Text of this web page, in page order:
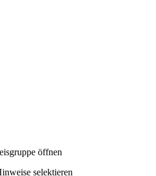
öffnen
selektieren